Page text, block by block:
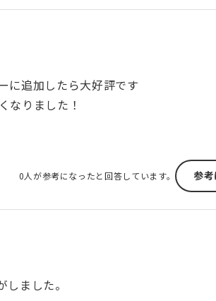
に追加したら大好評です
なりました！
0人が参考になったと回答しています。 参
ました。